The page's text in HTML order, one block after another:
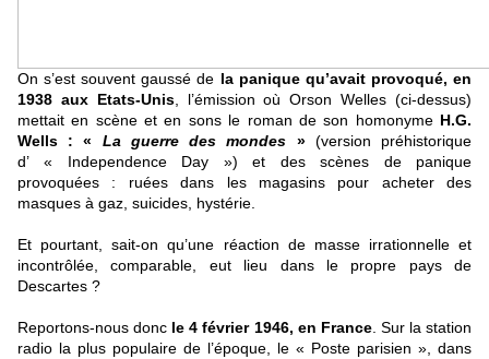
On s’est souvent gaussé de la panique qu’avait provoqué, en
1938 aux Etats-Unis, l’émission où Orson Welles (ci-dessus)
mettait en scène et en sons le roman de son homonyme H.G.
Wells : « La guerre des mondes »(version préhistorique
d’ « Independence Day ») et des scènes de panique
provoquées : ruées dans les magasins pour acheter des
masques à gaz, suicides, hystérie.
Et pourtant, sait-on qu’une réaction de masse irrationnelle et
incontrôlée, comparable, eut lieu dans le propre pays de
Descartes ?
Reportons-nous donc le 4 février 1946, en France. Sur la station
radio la plus populaire de l’époque, le « Poste parisien », dans